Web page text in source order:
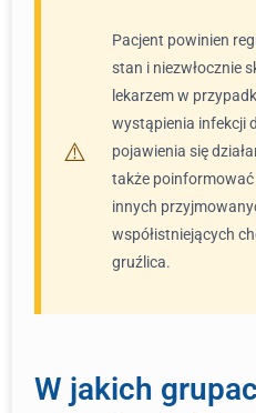
Pacjent powinien
stan i niezwłocznie
lekarzem w
wystąpienia infekcji
pojawienia się
także
innych
współistniejących
gruźlica.
W jakich